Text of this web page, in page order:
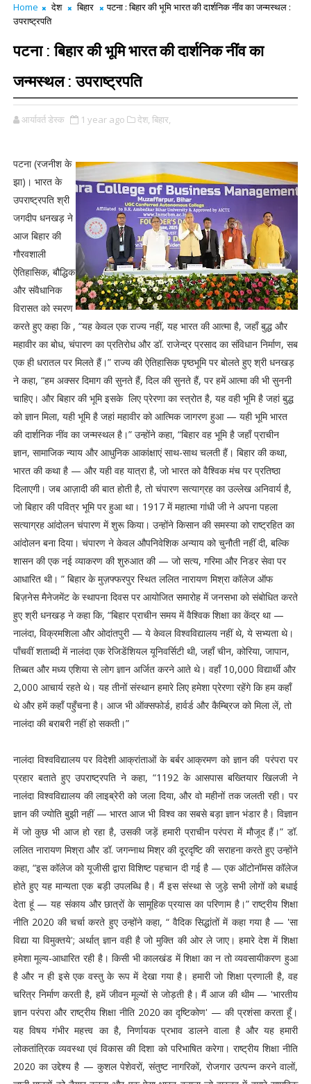
Home देश बिहार
पटना : बिहार की भूमि भारत की दार्शनिक नींव का जन्मस्थल :
उपराष्ट्रपति
पटना : बिहार की भूमि भारत की दार्शनिक नींव का
जन्मस्थल : उपराष्ट्रपति
आर्यावर्त डेस्क 1 year ago देश, बिहार,
पटना (रजनीश के
झा)। भारत के
उपराष्ट्रपति श्री
जगदीप धनखड़ ने
आज बिहार की
गौरवशाली
ऐतिहासिक, बौद्धिक
और संवैधानिक
विरासत को स्मरण
करते हुए कहा कि , “यह केवल एक राज्य नहीं, यह भारत की आत्मा है, जहाँ बुद्ध और
महावीर का बोध, चंपारण का प्रतिरोध और डॉ. राजेन्द्र प्रसाद का संविधान निर्माण, सब
एक ही धरातल पर मिलते हैं।” राज्य की ऐतिहासिक पृष्ठभूमि पर बोलते हुए श्री धनखड़
ने कहा, “हम अक्सर दिमाग की सुनते हैं, दिल की सुनते हैं, पर हमें आत्मा की भी सुननी
चाहिए। और बिहार की भूमि इसके लिए प्रेरणा का स्त्रोत है, यह वही भूमि है जहां बुद्ध
को ज्ञान मिला, यही भूमि है जहां महावीर को आत्मिक जागरण हुआ — यही भूमि भारत
की दार्शनिक नींव का जन्मस्थल है।” उन्होंने कहा, “बिहार वह भूमि है जहाँ प्राचीन
ज्ञान, सामाजिक न्याय और आधुनिक आकांक्षाएं साथ-साथ चलती हैं। बिहार की कथा,
भारत की कथा है — और यही वह यात्रा है, जो भारत को वैश्विक मंच पर प्रतिष्ठा
दिलाएगी। जब आज़ादी की बात होती है, तो चंपारण सत्याग्रह का उल्लेख अनिवार्य है,
जो बिहार की पवित्र भूमि पर हुआ था। 1917 में महात्मा गांधी जी ने अपना पहला
सत्याग्रह आंदोलन चंपारण में शुरू किया। उन्होंने किसान की समस्या को राष्ट्रहित का
आंदोलन बना दिया। चंपारण ने केवल औपनिवेशिक अन्याय को चुनौती नहीं दी, बल्कि
शासन की एक नई व्याकरण की शुरुआत की — जो सत्य, गरिमा और निडर सेवा पर
आधारित थी। ” बिहार के मुज़फ्फरपुर स्थित ललित नारायण मिश्रा कॉलेज ऑफ
बिज़नेस मैनेजमेंट के स्थापना दिवस पर आयोजित समारोह में जनसभा को संबोधित करते
हुए श्री धनखड़ ने कहा कि, “बिहार प्राचीन समय में वैश्विक शिक्षा का केंद्र था —
नालंदा, विक्रमशिला और ओदांतपुरी — ये केवल विश्वविद्यालय नहीं थे, ये सभ्यता थे।
पाँचवीं शताब्दी में नालंदा एक रेजिडेंशियल यूनिवर्सिटी थी, जहाँ चीन, कोरिया, जापान,
तिब्बत और मध्य एशिया से लोग ज्ञान अर्जित करने आते थे। वहाँ 10,000 विद्यार्थी और
2,000 आचार्य रहते थे। यह तीनों संस्थान हमारे लिए हमेशा प्रेरणा रहेंगे कि हम कहाँ
थे और हमें कहाँ पहुँचना है। आज भी ऑक्सफोर्ड, हार्वर्ड और कैम्ब्रिज को मिला लें, तो
नालंदा की बराबरी नहीं हो सकती।”
नालंदा विश्वविद्यालय पर विदेशी आक्रांताओं के बर्बर आक्रमण को ज्ञान की परंपरा पर
प्रहार बताते हुए उपराष्ट्रपति ने कहा, “1192 के आसपास बख्तियार खिलजी ने
नालंदा विश्वविद्यालय की लाइब्रेरी को जला दिया, और वो महीनों तक जलती रही। पर
ज्ञान की ज्योति बुझी नहीं — भारत आज भी विश्व का सबसे बड़ा ज्ञान भंडार है। विज्ञान
में जो कुछ भी आज हो रहा है, उसकी जड़ें हमारी प्राचीन परंपरा में मौजूद हैं।” डॉ.
ललित नारायण मिश्रा और डॉ. जगन्नाथ मिश्र की दूरदृष्टि की सराहना करते हुए उन्होंने
कहा, “इस कॉलेज को यूजीसी द्वारा विशिष्ट पहचान दी गई है — एक ऑटोनॉमस कॉलेज
होते हुए यह मान्यता एक बड़ी उपलब्धि है। मैं इस संस्था से जुड़े सभी लोगों को बधाई
देता हूं — यह संकाय और छात्रों के सामूहिक प्रयास का परिणाम है।” राष्ट्रीय शिक्षा
नीति 2020 की चर्चा करते हुए उन्होंने कहा, “ वैदिक सिद्धांतों में कहा गया है — 'सा
विद्या या विमुक्तये'; अर्थात् ज्ञान वही है जो मुक्ति की ओर ले जाए। हमारे देश में शिक्षा
हमेशा मूल्य-आधारित रही है। किसी भी कालखंड में शिक्षा का न तो व्यवसायीकरण हुआ
है और न ही इसे एक वस्तु के रूप में देखा गया है। हमारी जो शिक्षा प्रणाली है, वह
चरित्र निर्माण करती है, हमें जीवन मूल्यों से जोड़ती है। मैं आज की थीम — 'भारतीय
ज्ञान परंपरा और राष्ट्रीय शिक्षा नीति 2020 का दृष्टिकोण' — की प्रशंसा करता हूँ।
यह विषय गंभीर महत्त्व का है, निर्णायक प्रभाव डालने वाला है और यह हमारी
लोकतांत्रिक व्यवस्था एवं विकास की दिशा को परिभाषित करेगा। राष्ट्रीय शिक्षा नीति
2020 का उद्देश्य है — कुशल पेशेवरों, संतुष्ट नागरिकों, रोजगार उत्पन्न करने वालों,